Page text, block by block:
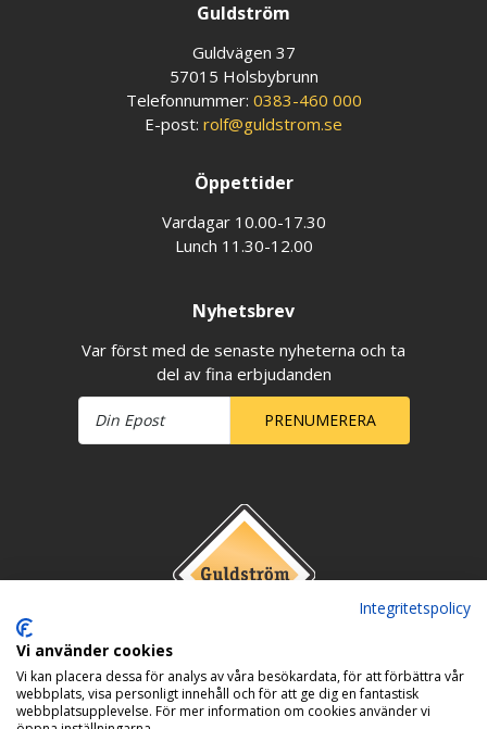
Guldström
Guldvägen 37
57015 Holsbybrunn
Telefonnummer: 0383-460 000
E-post: rolf@guldstrom.se
Öppettider
Vardagar 10.00-17.30
Lunch 11.30-12.00
Nyhetsbrev
Var först med de senaste nyheterna och ta
del av fina erbjudanden
PRENUMERERA
Integritetspolicy
Vi använder cookies
Vi kan placera dessa för analys av våra besökardata, för att förbättra vår
webbplats, visa personligt innehåll och för att ge dig en fantastisk
webbplatsupplevelse. För mer information om cookies använder vi